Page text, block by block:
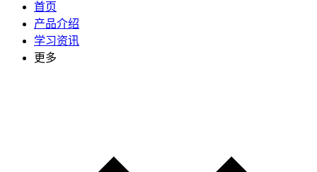
首页
产品介绍
学习资讯
更多